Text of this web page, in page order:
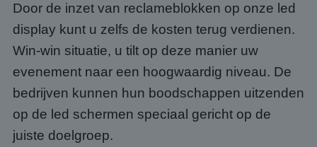
Door de inzet van reclameblokken op onze led
display kunt u zelfs de kosten terug verdienen.
Win-win situatie, u tilt op deze manier uw
evenement naar een hoogwaardig niveau. De
bedrijven kunnen hun boodschappen uitzenden
op de led schermen speciaal gericht op de
juiste doelgroep.